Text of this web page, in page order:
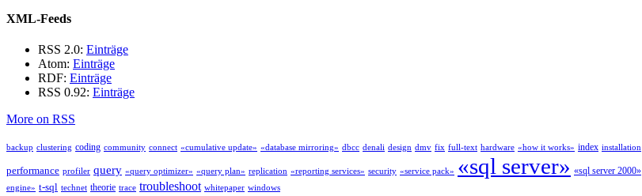
XML-Feeds
RSS 2.0: Einträge
Atom: Einträge
RDF: Einträge
RSS 0.92: Einträge
More on RSS
backup clustering coding community connect «cumulative update» «database mirroring» dbcc denali design dmv fix full-text hardware «how it works» index installation
performance profiler query «query optimizer» «query plan» replication «reporting services» security «service pack» «sql server» «sql server 2000»
engine» t-sql technet theorie trace troubleshoot whitepaper windows